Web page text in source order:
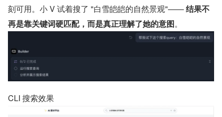
刻可用。小 V 试着搜了 "白雪皑皑的自然景观"—— 结果不
再是靠关键词硬匹配，而是真正理解了她的意图。
CLI 搜索效果